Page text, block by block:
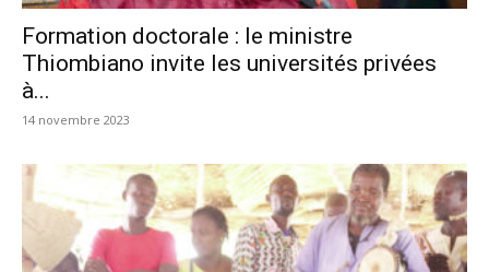
Formation doctorale : le ministre
Thiombiano invite les universités privées
à...
14 novembre 2023